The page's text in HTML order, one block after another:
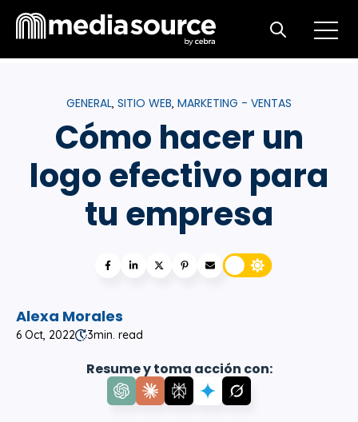
Open
Open search
GENERAL, SITIO WEB, MARKETING - VENTAS
Cómo hacer un
logo efectivo para
tu empresa
Alexa Morales
6 Oct, 2022 3min. read
Resume y toma acción con: